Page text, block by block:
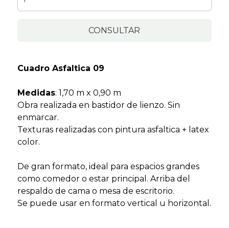
CONSULTAR
Cuadro Asfaltica 09
Medidas: 1,70 m x 0,90 m
Obra realizada en bastidor de lienzo. Sin
enmarcar.
Texturas realizadas con pintura asfaltica + latex
color.
De gran formato, ideal para espacios grandes
como comedor o estar principal. Arriba del
respaldo de cama o mesa de escritorio.
Se puede usar en formato vertical u horizontal.